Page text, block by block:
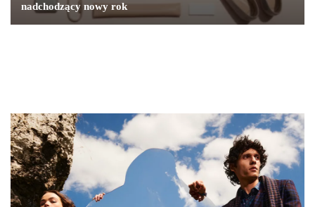
nadchodzący nowy rok